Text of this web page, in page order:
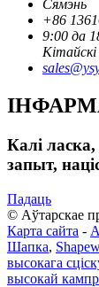
Сямэнь
+86
9:00 да
Калі
запыт,
Падаць
© Аўтарскае
Карта сайта -
Шапка,
высокага
высокай